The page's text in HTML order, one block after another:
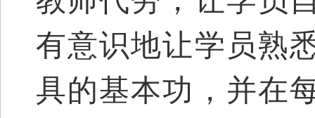
有意识地让学员熟
具的基本功，并在